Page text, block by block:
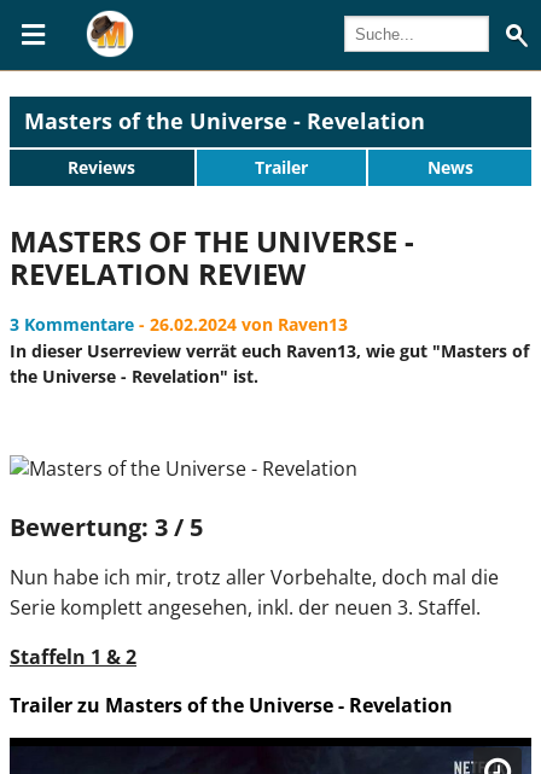
Masters of the Universe - Revelation
Reviews Trailer News
MASTERS OF THE UNIVERSE -
REVELATION REVIEW
3 Kommentare - 26.02.2024 von Raven13
In dieser Userreview verrät euch Raven13, wie gut "Masters of
the Universe - Revelation" ist.
Bewertung: 3 / 5
Nun habe ich mir, trotz aller Vorbehalte, doch mal die
Serie komplett angesehen, inkl. der neuen 3. Staffel.
Staffeln 1 & 2
Trailer zu Masters of the Universe - Revelation